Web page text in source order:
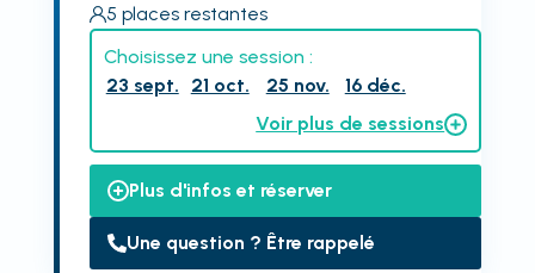
5 places restantes
Choisissez une session :
23 sept.
21 oct. 25 nov.
16 déc.
Voir plus de sessions
Plus d'infos et réserver
Une question ? Être rappelé